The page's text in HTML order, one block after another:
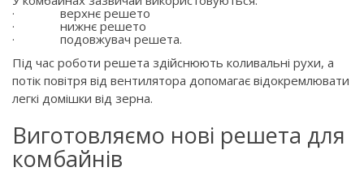
·
верхнє решето
·
нижнє решето
·
подовжувач решета.
Під час роботи решета здійснюють коливальні рухи, а
потік повітря від вентилятора допомагає відокремлювати
легкі домішки від зерна.
Виготовляємо нові решета для
комбайнів